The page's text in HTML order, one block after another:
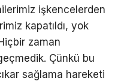
işkencelerden
kapatıldı, yok
zaman
Çünkü bu
sağlama hareketi